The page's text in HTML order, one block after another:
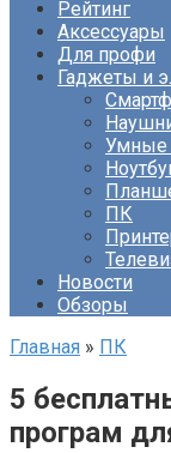
Рейтинг
Аксессуары
Для профи
Гаджеты и
Умные
ПК
Новости
Обзоры
Главная » ПК
5
програм